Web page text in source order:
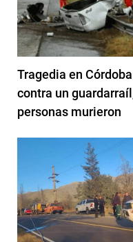
Tragedia en
contra un
personas murieron